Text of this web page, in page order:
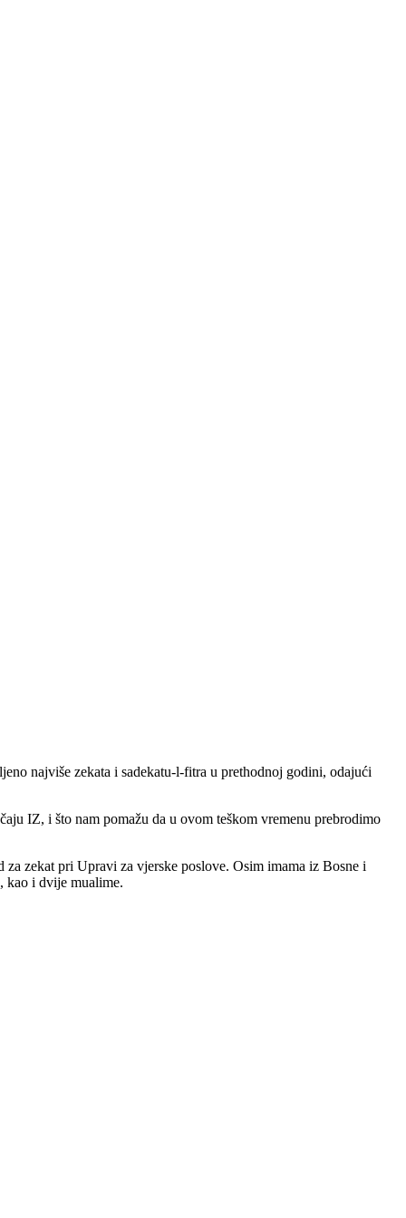
najviše zekata i sadekatu-l-fitra u prethodnoj godini, odajući
IZ, i što nam pomažu da u ovom teškom vremenu prebrodimo
zekat pri Upravi za vjerske poslove. Osim imama iz Bosne i
kao i dvije mualime.